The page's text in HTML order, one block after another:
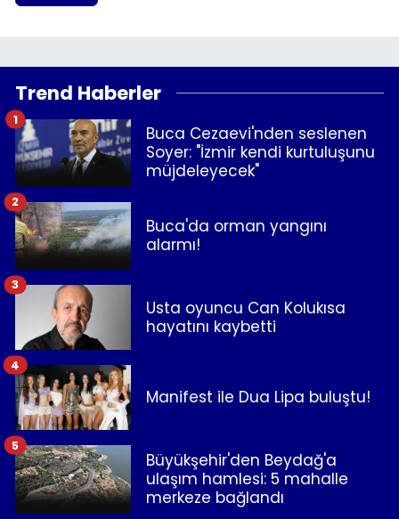
Trend Haberler
Buca Cezaevi'nden seslenen
Soyer: "İzmir kendi kurtuluşunu
müjdeleyecek"
1
Buca'da orman yangını
alarmı!
2
Usta oyuncu Can Kolukısa
hayatını kaybetti
3
Manifest ile Dua Lipa buluştu!
4
Büyükşehir'den Beydağ'a
ulaşım hamlesi: 5 mahalle
merkeze bağlandı
5